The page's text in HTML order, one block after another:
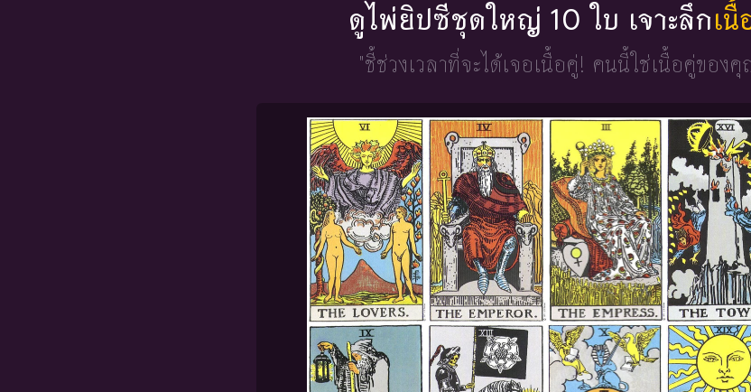
ดูไพ่ยิปซีชุดใหญ่ 10 ใบ เจาะลึกเ
"ชี้ช่วงเวลาที่จะได้เจอเนื้อคู่! คนนี้ใช่เนื้อคู่ของคุ